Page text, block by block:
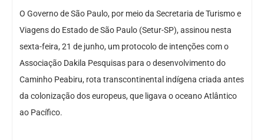
O Governo de São Paulo, por meio da Secretaria de Turismo e
Viagens do Estado de São Paulo (Setur-SP), assinou nesta
sexta-feira, 21 de junho, um protocolo de intenções com o
Associação Dakila Pesquisas para o desenvolvimento do
Caminho Peabiru, rota transcontinental indígena criada antes
da colonização dos europeus, que ligava o oceano Atlântico
ao Pacífico.